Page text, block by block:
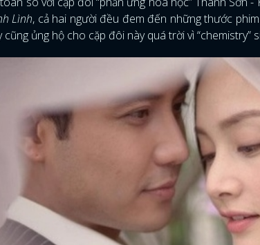
Lình, cả hai người đều đem đến những thước
cũng ủng hộ cho cặp đôi này quá trời vì “chemistry”